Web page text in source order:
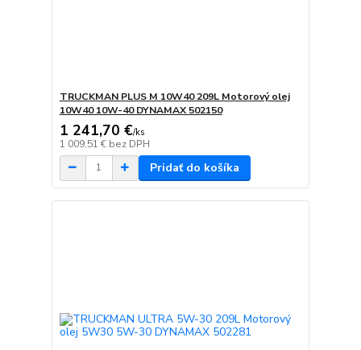
TRUCKMAN PLUS M 10W40 209L Motorový olej
10W40 10W-40 DYNAMAX 502150
1 241,70 €/ks
1 009,51 € bez DPH
Pridať do košíka